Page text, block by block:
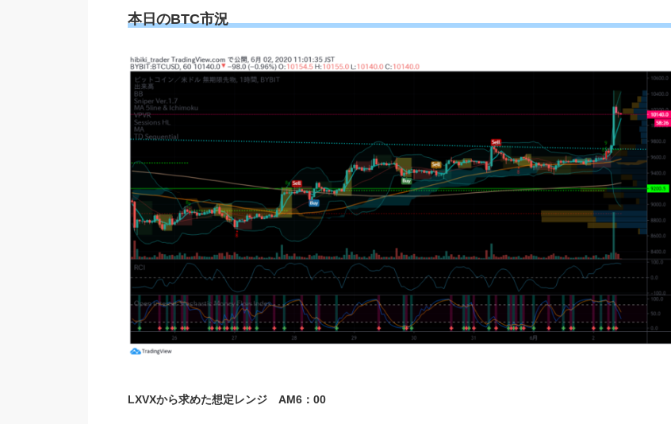
本日のBTC市況
LXVXから求めた想定レンジ AM6：00